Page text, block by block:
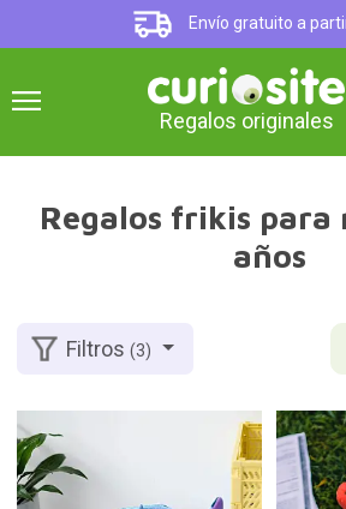
Envío gratuito a
Regalos originales
Regalos frikis para
años
Filtros(3)